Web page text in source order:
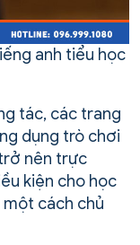
anh tiểu học
tác, các trang
dụng trò chơi
nên trực
kiện cho học
cách chủ